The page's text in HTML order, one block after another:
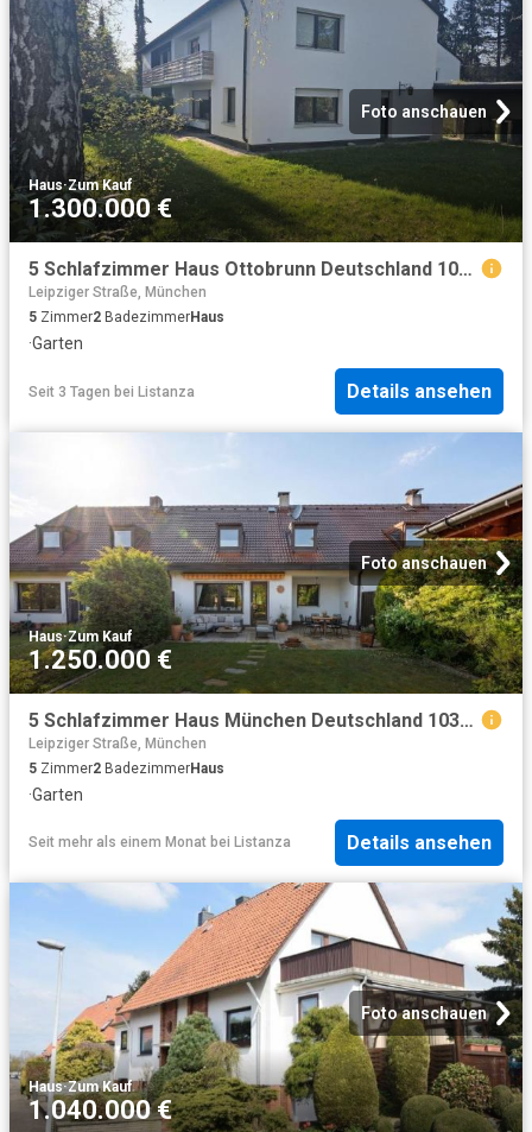
Foto anschauen
Haus·Zum Kauf
1.300.000 €
5 Schlafzimmer Haus Ottobrunn Deutschland 104804548
Leipziger Straße, München
5 Zimmer2 BadezimmerHaus
·Garten
Seit 3 Tagen bei Listanza Details ansehen
Foto anschauen
Haus·Zum Kauf
1.250.000 €
5 Schlafzimmer Haus München Deutschland 103655066
Leipziger Straße, München
5 Zimmer2 BadezimmerHaus
·Garten
Seit mehr als einem Monat bei Listanza Details ansehen
Foto anschauen
Haus·Zum Kauf
1.040.000 €